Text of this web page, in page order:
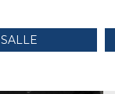
SALLE